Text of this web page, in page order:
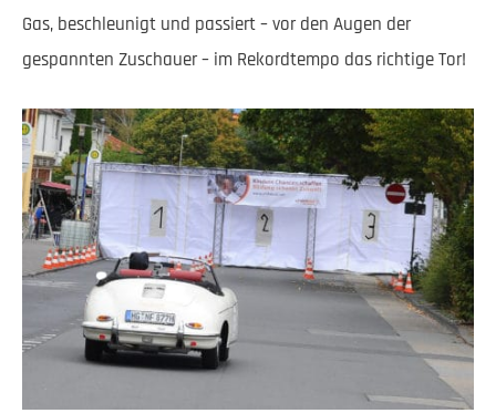
Gas, beschleunigt und passiert – vor den Augen der
gespannten Zuschauer – im Rekordtempo das richtige Tor!